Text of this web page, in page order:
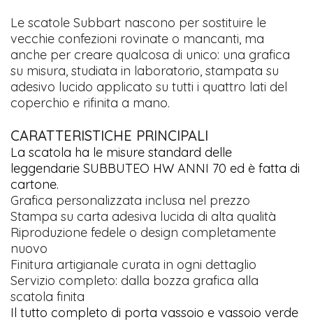
Le scatole Subbart nascono per sostituire le
vecchie confezioni rovinate o mancanti, ma
anche per creare qualcosa di unico: una grafica
su misura, studiata in laboratorio, stampata su
adesivo lucido applicato su tutti i quattro lati del
coperchio e rifinita a mano.
CARATTERISTICHE PRINCIPALI
La scatola ha le misure standard delle
leggendarie SUBBUTEO HW ANNI 70 ed è fatta di
cartone.
Grafica personalizzata inclusa nel prezzo
Stampa su carta adesiva lucida di alta qualità
Riproduzione fedele o design completamente
nuovo
Finitura artigianale curata in ogni dettaglio
Servizio completo: dalla bozza grafica alla
scatola finita
Il tutto completo di porta vassoio e vassoio verde